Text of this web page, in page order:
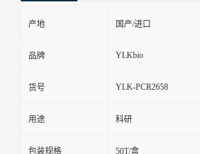
产地 国产/进口
品牌 YLKbio
货号 YLK-PCR2658
用途 科研
包装规格 50T/盒